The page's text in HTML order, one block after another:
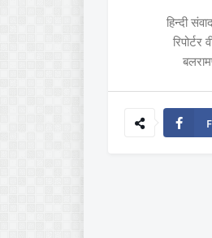
हिन्दी संवाद
रिपोर्टर वी.